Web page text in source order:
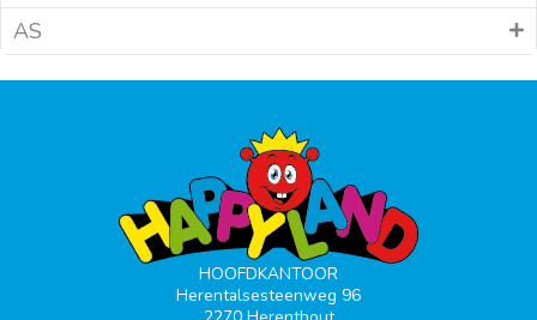
AS
HOOFDKANTOOR
Herentalsesteenweg 96